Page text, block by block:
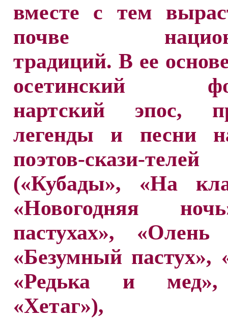
вместе с тем
почве
традиций. В ее
осетинский
нартский эпос,
легенды и песни
поэтов-скази-телей
(«Кубады», «На
«Новогодняя
пастухах»,
«Безумный пастух»,
«Редька и
«Хетаг»),